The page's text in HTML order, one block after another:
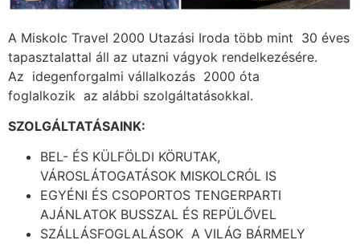
A Miskolc Travel 2000 Utazási Iroda több mint 30 éves
tapasztalattal áll az utazni vágyok rendelkezésére.
Az idegenforgalmi vállalkozás 2000 óta
foglalkozik az alábbi szolgáltatásokkal.
SZOLGÁLTATÁSAINK:
BEL- ÉS KÜLFÖLDI KÖRUTAK,
VÁROSLÁTOGATÁSOK MISKOLCRÓL IS
EGYÉNI ÉS CSOPORTOS TENGERPARTI
AJÁNLATOK BUSSZAL ÉS REPÜLŐVEL
SZÁLLÁSFOGLALÁSOK A VILÁG BÁRMELY